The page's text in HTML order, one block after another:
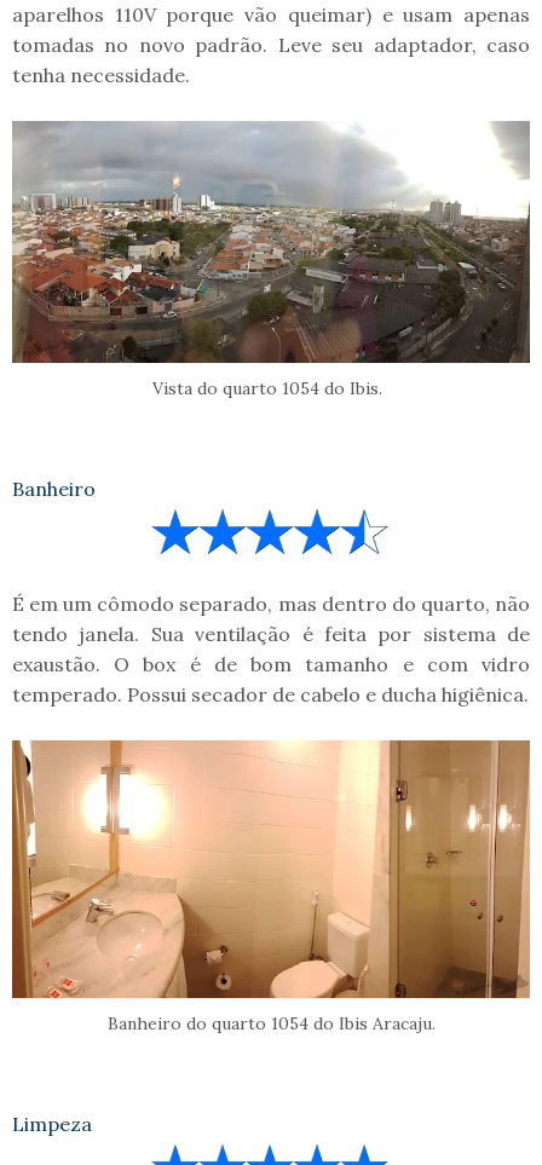
aparelhos 110V porque vão queimar) e usam apenas
tomadas no novo padrão. Leve seu adaptador, caso
tenha necessidade.
Vista do quarto 1054 do Ibis.
Banheiro
É em um cômodo separado, mas dentro do quarto, não
tendo janela. Sua ventilação é feita por sistema de
exaustão. O box é de bom tamanho e com vidro
temperado. Possui secador de cabelo e ducha higiênica.
Banheiro do quarto 1054 do Ibis Aracaju.
Limpeza